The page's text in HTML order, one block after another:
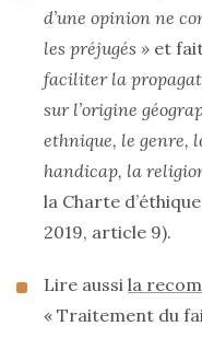
d’une opinion ne
les préjugés » et
faciliter la
sur l’origine
ethnique, le genre,
handicap, la
la Charte
2019, article 9).
Lire aussi la
« Traitement du